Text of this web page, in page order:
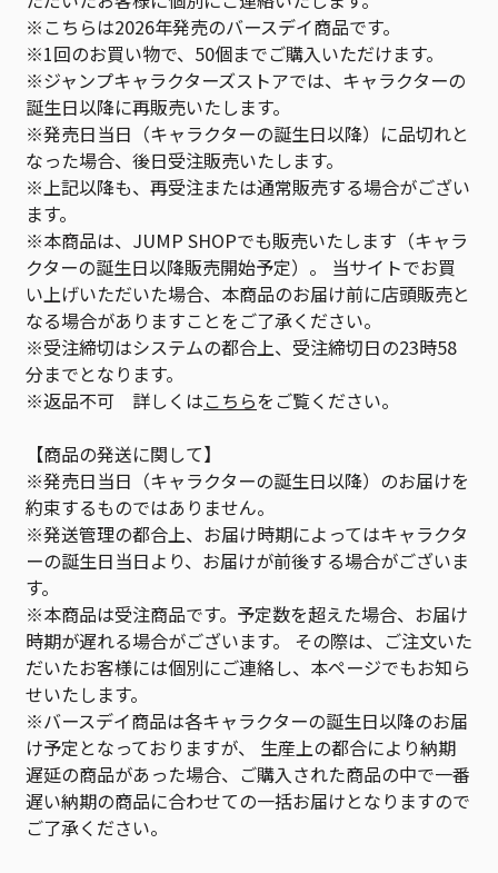
※こちらは2026年発売のバースデイ商品です。
※1回のお買い物で、50個までご購入いただけます。
※ジャンプキャラクターズストアでは、キャラクターの
誕生日以降に再販売いたします。
※発売日当日（キャラクターの誕生日以降）に品切れと
なった場合、後日受注販売いたします。
※上記以降も、再受注または通常販売する場合がござい
ます。
※本商品は、JUMP SHOPでも販売いたします（キャラ
クターの誕生日以降販売開始予定）。 当サイトでお買
い上げいただいた場合、本商品のお届け前に店頭販売と
なる場合がありますことをご了承ください。
※受注締切はシステムの都合上、受注締切日の23時58
分までとなります。
※返品不可 詳しくはこちらをご覧ください。
【商品の発送に関して】
※発売日当日（キャラクターの誕生日以降）のお届けを
約束するものではありません。
※発送管理の都合上、お届け時期によってはキャラクタ
ーの誕生日当日より、お届けが前後する場合がございま
す。
※本商品は受注商品です。予定数を超えた場合、お届け
時期が遅れる場合がございます。 その際は、ご注文いた
だいたお客様には個別にご連絡し、本ページでもお知ら
せいたします。
※バースデイ商品は各キャラクターの誕生日以降のお届
け予定となっておりますが、 生産上の都合により納期
遅延の商品があった場合、ご購入された商品の中で一番
遅い納期の商品に合わせての一括お届けとなりますので
ご了承ください。